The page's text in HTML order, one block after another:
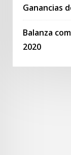
Ganancias
Balanza
2020